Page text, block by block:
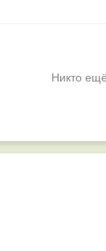
Никто